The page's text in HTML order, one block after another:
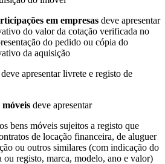
em empresas deve apresentar
do valor da cotação verificada no
do pedido ou cópia do
da aquisição
deve apresentar livrete e registo de
deve apresentar
bens móveis sujeitos a registo que
de locação financeira, de aluguer
ou outros similares (com indicação do
ou registo, marca, modelo, ano e valor)